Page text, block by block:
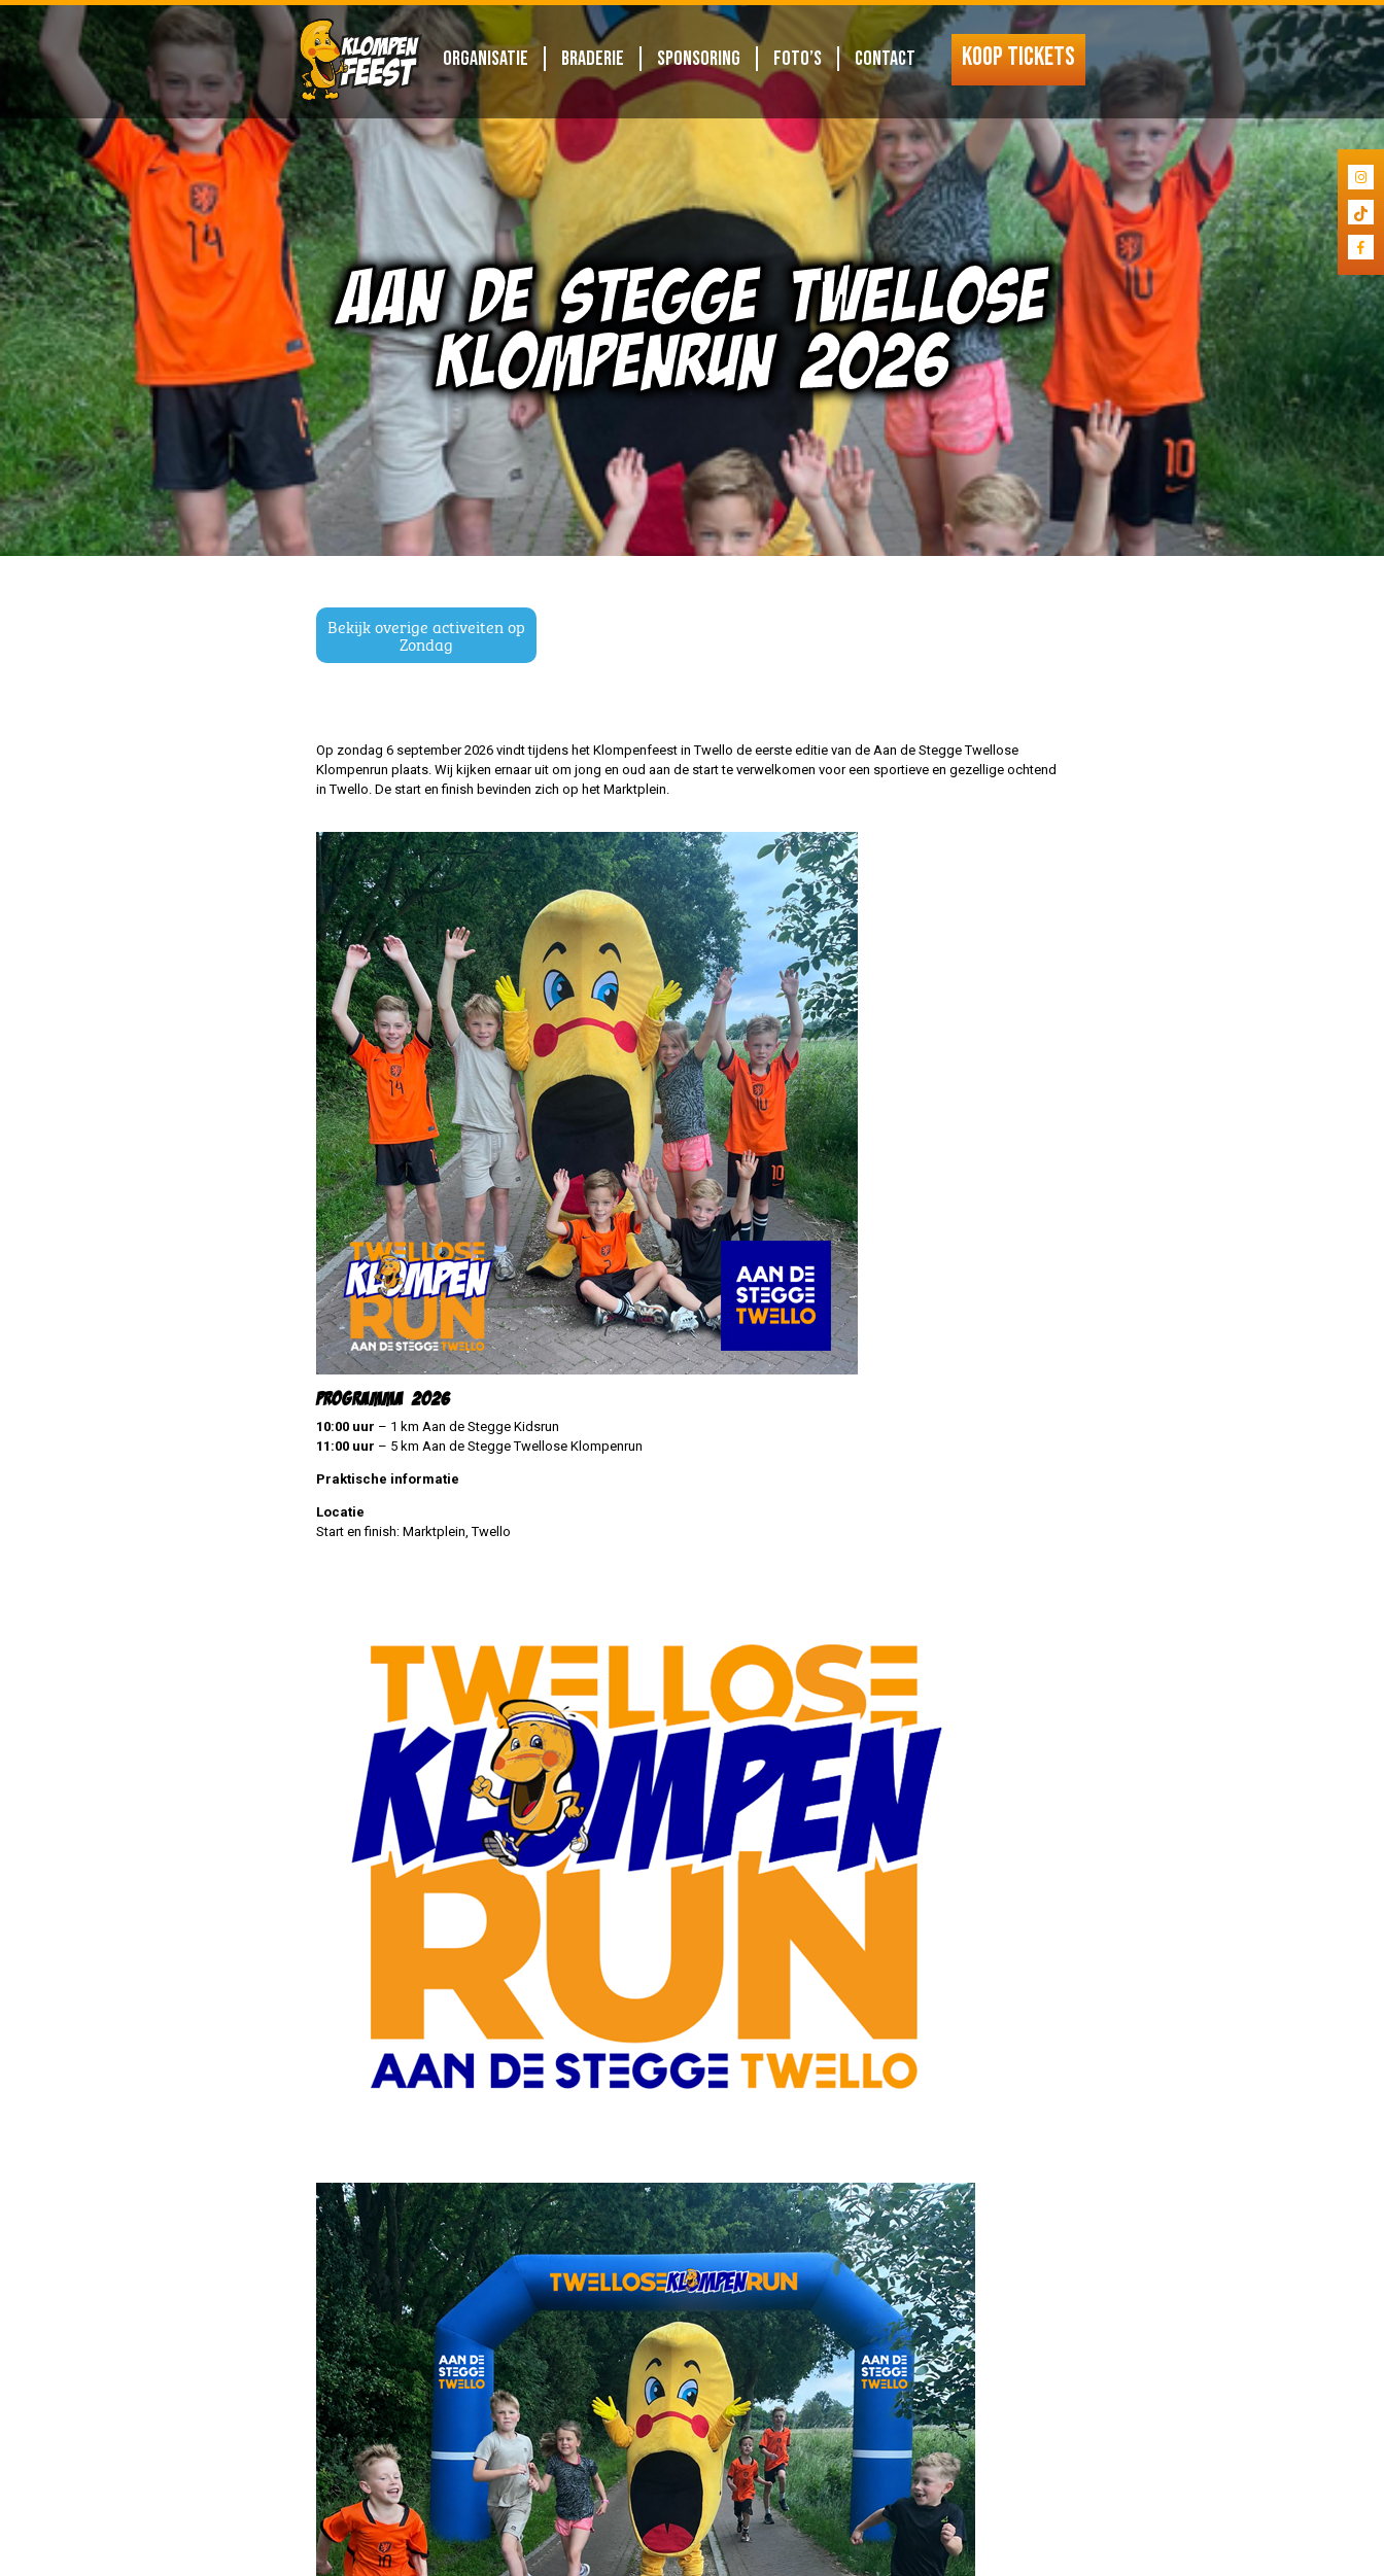
ORGANISATIE BRADERIE SPONSORING FOTO’S CONTACT KOOP TICKETS
AAN DE STEGGE TWELLOSE
KLOMPENRUN 2026
Bekijk overige activeiten op
Zondag
Op zondag 6 september 2026 vindt tijdens het Klompenfeest in Twello de eerste editie van de Aan de Stegge Twellose
Klompenrun plaats. Wij kijken ernaar uit om jong en oud aan de start te verwelkomen voor een sportieve en gezellige ochtend
in Twello. De start en finish bevinden zich op het Marktplein.
PROGRAMMA 2026
10:00 uur – 1 km Aan de Stegge Kidsrun
11:00 uur – 5 km Aan de Stegge Twellose Klompenrun
Praktische informatie
Locatie
Start en finish: Marktplein, Twello